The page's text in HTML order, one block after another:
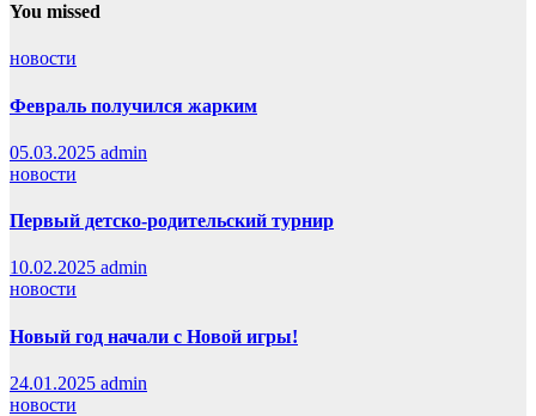
You missed
новости
Февраль получился жарким
05.03.2025 admin
новости
Первый детско-родительский турнир
10.02.2025 admin
новости
Новый год начали с Новой игры!
24.01.2025 admin
новости